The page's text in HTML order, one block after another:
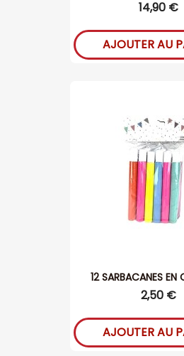
14,90 €
AJOUTER AU
12 SARBACANES EN
2,50 €
AJOUTER AU